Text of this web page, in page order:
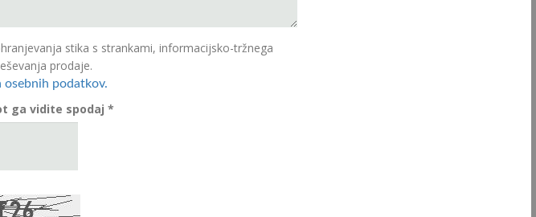
stika s strankami, informacijsko-tržnega
prodaje.
podatkov.
ga vidite spodaj *